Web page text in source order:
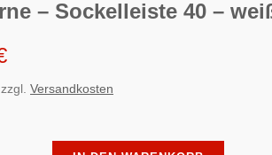
– Sockelleiste 40 –
zzgl. Versandkosten